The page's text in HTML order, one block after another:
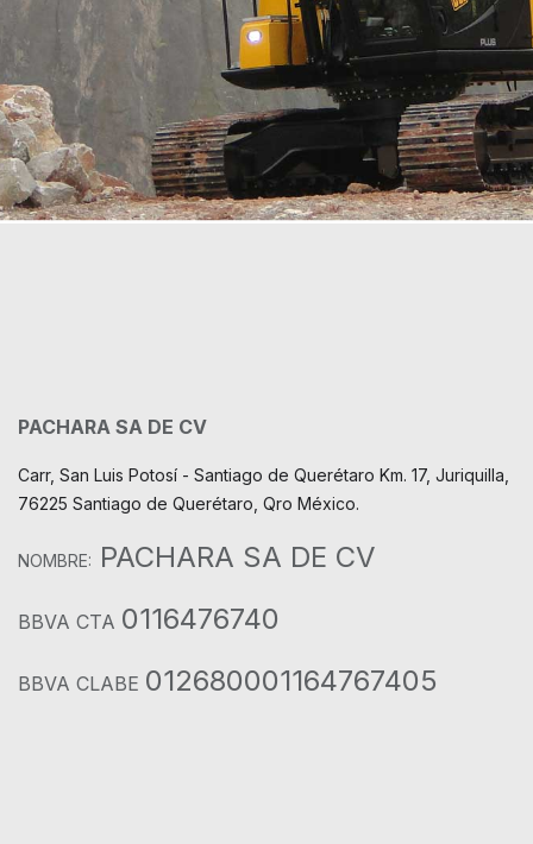
PACHARA SA DE CV
Carr, San Luis Potosí - Santiago de Querétaro Km. 17, Juriquilla,
76225 Santiago de Querétaro, Qro México.
NOMBRE: PACHARA SA DE CV
BBVA CTA 0116476740
BBVA CLABE 012680001164767405